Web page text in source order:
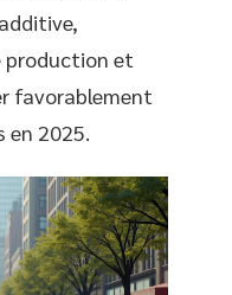
production et
favorablement
en 2025.